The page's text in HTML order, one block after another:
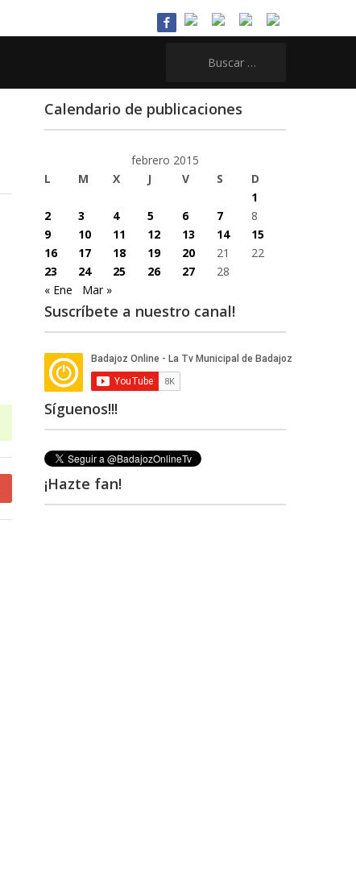
Calendario de publicaciones
febrero 2015
L
M X J V S
D
1
2
3 4 5 6 7
8
9
10 11 12 13 14
15
16
17 18 19 20 21
22
23
24 25 26 27
28
« Ene
Mar »
Suscríbete a nuestro canal!
Síguenos!!!
¡Hazte fan!